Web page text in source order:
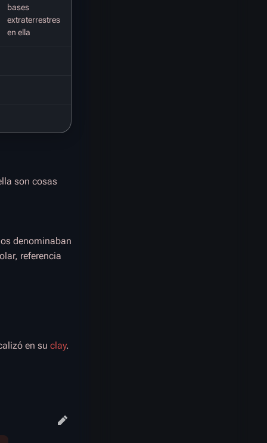
bases
extraterrestres
en ella
son cosas
denominaban
referencia
en su clay.